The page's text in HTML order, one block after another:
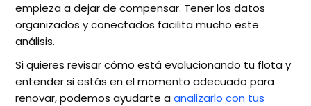
empieza a dejar de compensar. Tener los datos
organizados y conectados facilita mucho este
análisis.
Si quieres revisar cómo está evolucionando tu flota y
entender si estás en el momento adecuado para
renovar, podemos ayudarte aanalizarlo con tus